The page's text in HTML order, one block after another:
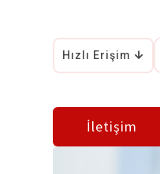
Hızlı Erişim
İletişim